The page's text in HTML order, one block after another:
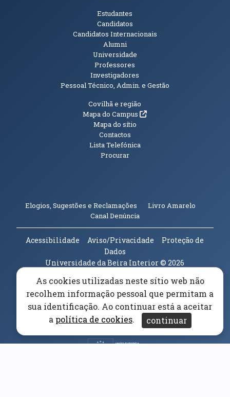
Estudantes
Candidatos
Candidatos Internacionais
Alumni
Universidade
Professores
Investigadores
Pessoal Técnico, Admin. e Gestão
Informações Adicionais
Covilhã e região
Mapa do Campus(abre em nova janela)
Mapa do sítio
Contactos
Lista Telefónica
Procurar
Elogios, Sugestões e Reclamações Livro Amarelo
Canal Denúncia(abre em nova janela)
Acessibilidade Aviso/Privacidade
Proteção de
Dados
Universidade da Beira Interior© 2026
Parceiros e Financiadores(abre em nova janela)
(abre em nova janela)
(abre em nova janela)
As cookies utilizadas neste sítio web não
recolhem informação pessoal que permitam a
sua identificação. Ao continuar está a aceitar
a política de cookies. continuar